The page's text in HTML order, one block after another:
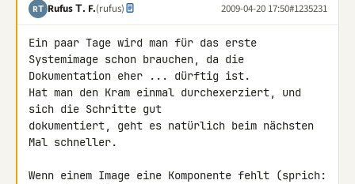
RΤ Rufus Τ. F.(rufus) 2009-04-20 17:50#1235231
Ein paar Tage wird man für das erste
Systemimage schon brauchen, da die
Dokumentation eher ... dürftig ist.
Hat man den Kram einmal durchexerziert, und
sich die Schritte gut
dokumentiert, geht es natürlich beim nächsten
Mal schneller.
Wenn einem Image eine Komponente fehlt (sprich: